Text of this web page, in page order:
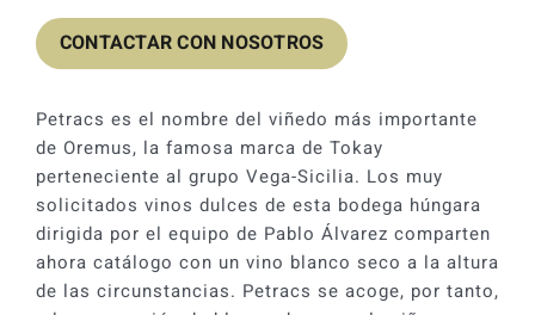
original
era:
54,00 €.
actual
es:
48,61 €.
CONTACTAR CON NOSOTROS
Petracs es el nombre del viñedo más importante
de Oremus, la famosa marca de Tokay
perteneciente al grupo Vega-Sicilia. Los muy
solicitados vinos dulces de esta bodega húngara
dirigida por el equipo de Pablo Álvarez comparten
ahora catálogo con un vino blanco seco a la altura
de las circunstancias. Petracs se acoge, por tanto,